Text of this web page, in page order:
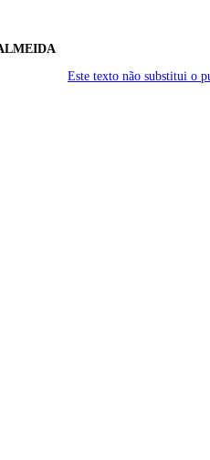
Este texto não substitui o